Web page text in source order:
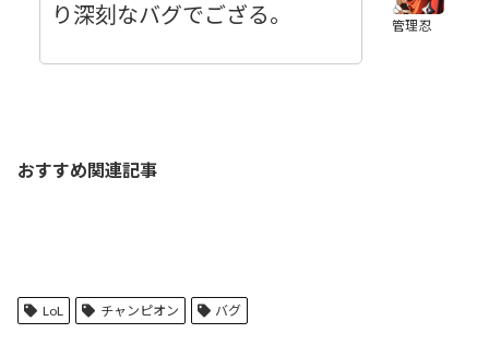
管理忍
り深刻なバグでござる。
おすすめ関連記事
LoL チャンピオン バグ